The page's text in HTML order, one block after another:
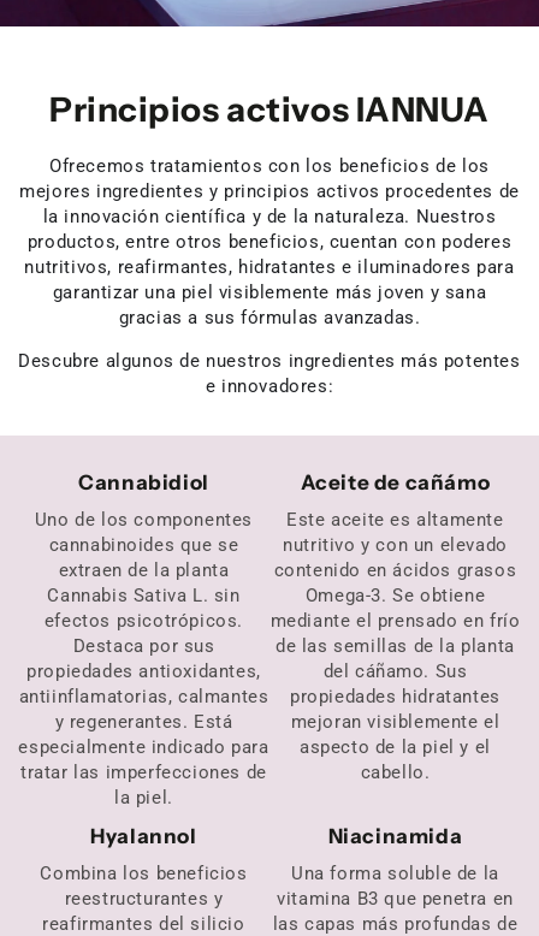
Principios activos IANNUA
Ofrecemos tratamientos con los beneficios de los
mejores ingredientes y principios activos procedentes de
la innovación científica y de la naturaleza. Nuestros
productos, entre otros beneficios, cuentan con poderes
nutritivos, reafirmantes, hidratantes e iluminadores para
garantizar una piel visiblemente más joven y sana
gracias a sus fórmulas avanzadas.
Descubre algunos de nuestros ingredientes más potentes
e innovadores:
Cannabidiol
Uno de los componentes
cannabinoides que se
extraen de la planta
Cannabis Sativa L. sin
efectos psicotrópicos.
Destaca por sus
propiedades antioxidantes,
antiinflamatorias, calmantes
y regenerantes. Está
especialmente indicado para
tratar las imperfecciones de
la piel.
Aceite de cañámo
Este aceite es altamente
nutritivo y con un elevado
contenido en ácidos grasos
Omega-3. Se obtiene
mediante el prensado en frío
de las semillas de la planta
del cáñamo. Sus
propiedades hidratantes
mejoran visiblemente el
aspecto de la piel y el
cabello.
Hyalannol
Combina los beneficios
reestructurantes y
reafirmantes del silicio
Niacinamida
Una forma soluble de la
vitamina B3 que penetra en
las capas más profundas de